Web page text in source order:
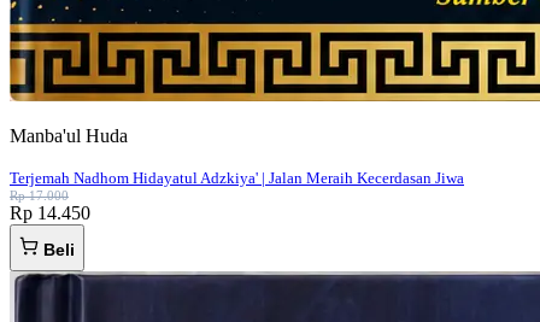
Manba'ul Huda
Terjemah Nadhom Hidayatul Adzkiya' | Jalan Meraih Kecerdasan Jiwa
Rp 17.000
Rp 14.450
Beli